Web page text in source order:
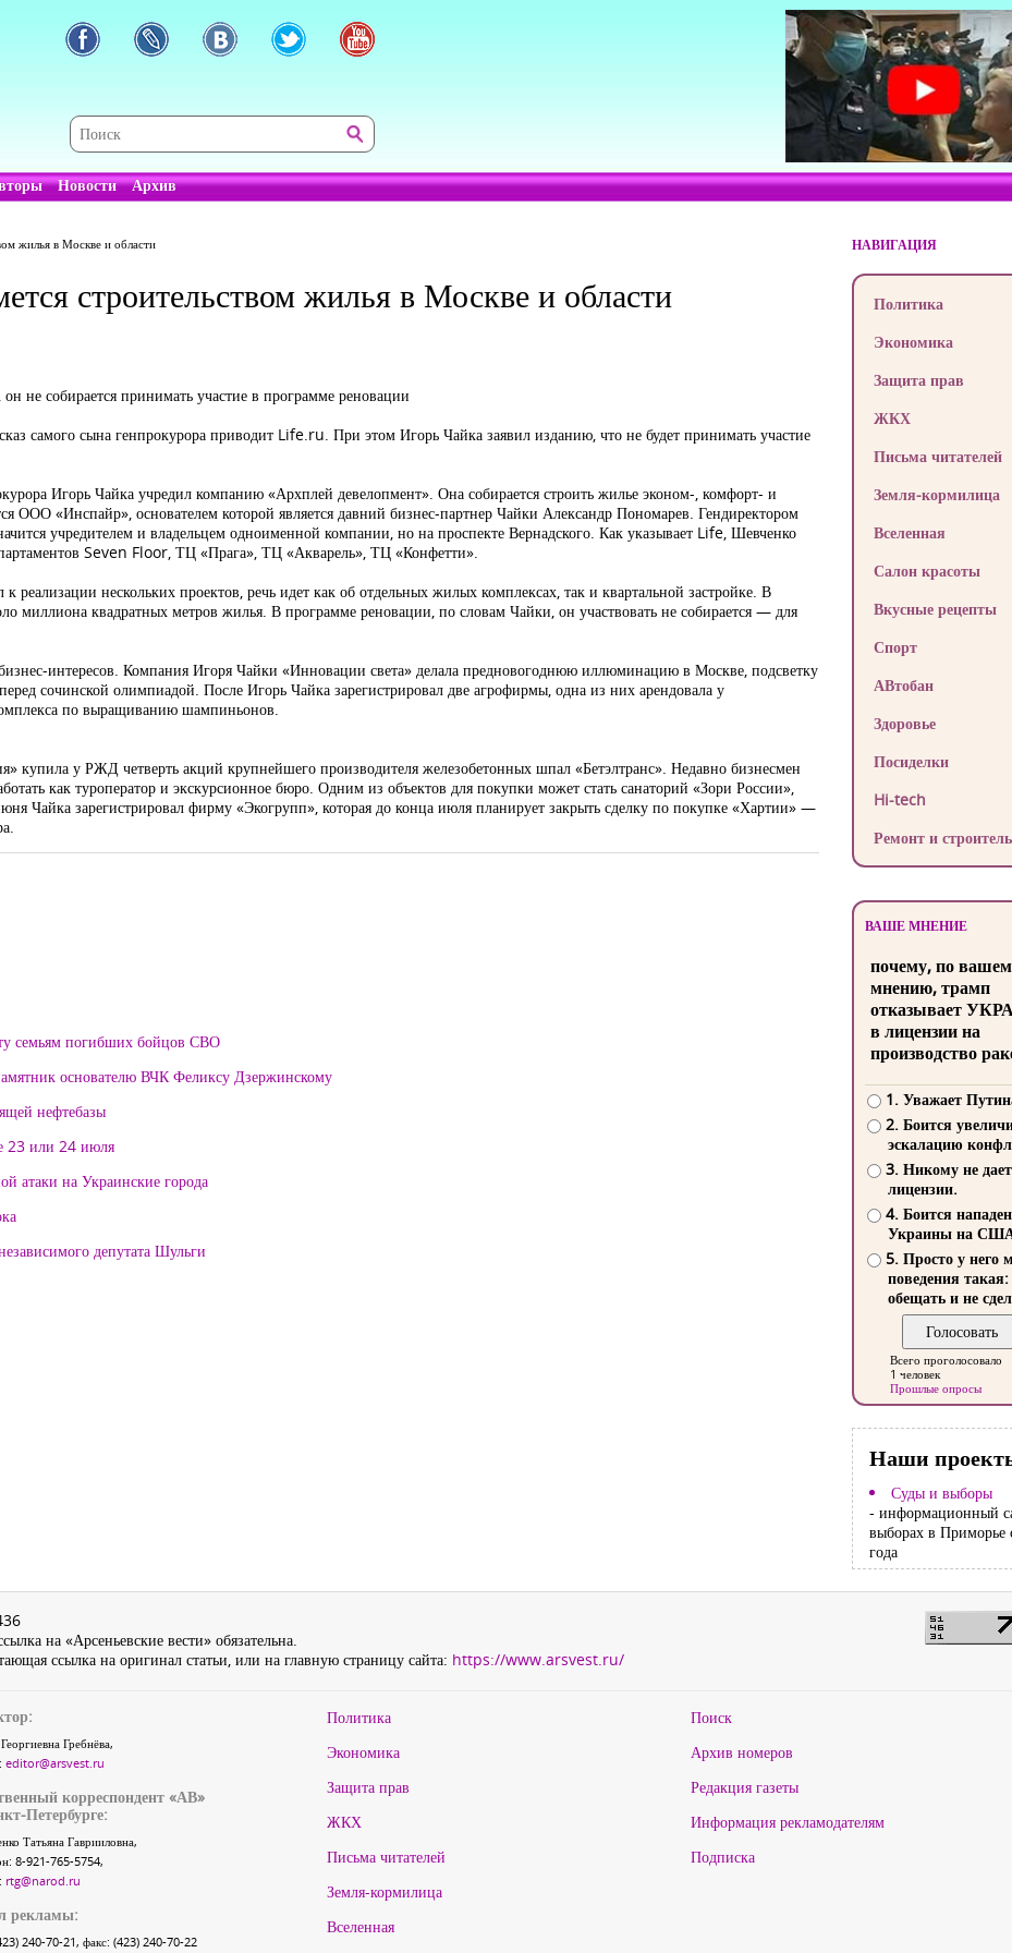
Новости Архив
жилья в Москве и области
строительством жилья в Москве и области
не собирается принимать участие в программе реновации
самого сына генпрокурора приводит Life.ru. При этом Игорь Чайка заявил изданию, что не будет принимать участие
Игорь Чайка учредил компанию «Архплей девелопмент». Она собирается строить жилье эконом-, комфорт- и
ООО «Инспайр», основателем которой является давний бизнес-партнер Чайки Александр Пономарев. Гендиректором
учредителем и владельцем одноименной компании, но на проспекте Вернадского. Как указывает Life, Шевченко
Seven Floor, ТЦ «Прага», ТЦ «Акварель», ТЦ «Конфетти».
нескольких проектов, речь идет как об отдельных жилых комплексах, так и квартальной застройке. В
миллиона квадратных метров жилья. В программе реновации, по словам Чайки, он участвовать не собирается — для
интересов. Компания Игоря Чайки «Инновации света» делала предновогоднюю иллюминацию в Москве, подсветку
сочинской олимпиадой. После Игорь Чайка зарегистрировал две агрофирмы, одна из них арендовала у
по выращиванию шампиньонов.
купила у РЖД четверть акций крупнейшего производителя железобетонных шпал «Бетэлтранс». Недавно бизнесмен
как туроператор и экскурсионное бюро. Одним из объектов для покупки может стать санаторий «Зори России»,
Чайка зарегистрировал фирму «Экогрупп», которая до конца июля планирует закрыть сделку по покупке «Хартии» —
семьям погибших бойцов СВО
основателю ВЧК Феликсу Дзержинскому
нефтебазы
23 или 24 июля
атаки на Украинские города
депутата Шульги
НАВИГАЦИЯ
Политика
Экономика
Защита прав
ЖКХ
Письма читателей
Земля-кормилица
Вселенная
Салон красоты
Вкусные рецепты
Спорт
АВтобан
Здоровье
Посиделки
Hi-tech
Ремонт и
ВАШЕ МНЕНИЕ
почему, по
мнению, трамп
отказывает
в лицензии на
производство
1. Уважает
2. Боится
эскалацию
3. Никому не
лицензии.
4. Боится
Украины на
5. Просто у него
поведения такая:
обещать и не
Всего проголосовало
1 человек
Прошлые опросы
Наши
Суды и выборы
- информационный
выборах в Приморье
года
на «Арсеньевские вести» обязательна.
ссылка на оригинал статьи, или на главную страницу сайта: https://www.arsvest.ru/
Гребнёва,
editor@arsvest.ru
корреспондент «АВ»
Петербурге:
Татьяна Гаврииловна,
8-921-765-5754,
rtg@narod.ru
рекламы:
240-70-21, факс: (423) 240-70-22
Политика
Экономика
Защита прав
ЖКХ
Письма читателей
Земля-кормилица
Вселенная
Поиск
Архив номеров
Редакция газеты
Информация рекламодателям
Подписка